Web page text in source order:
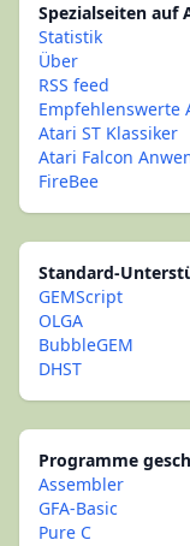
Spezialseiten auf
Statistik
Über
RSS feed
Empfehlenswerte
Atari ST Klassiker
Atari Falcon
FireBee
Standard-
GEMScript
OLGA
BubbleGEM
DHST
Programme
Assembler
GFA-Basic
Pure C